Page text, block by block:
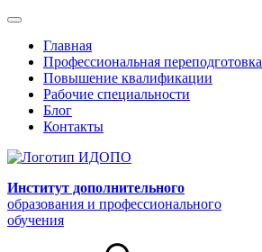
Главная
Профессиональная переподготовка
Повышение квалификации
Рабочие специальности
Блог
Контакты
Институт дополнительного
образования и профессионального
обучения